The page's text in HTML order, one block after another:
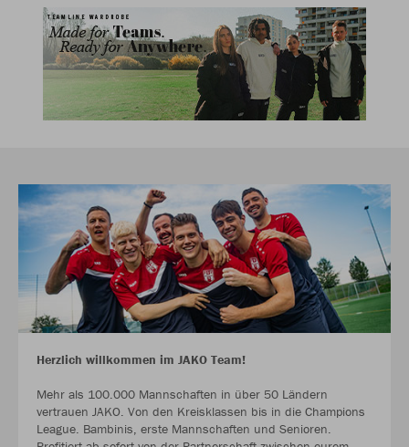
Herzlich willkommen im JAKO Team!
Mehr als 100.000 Mannschaften in über 50 Ländern
vertrauen JAKO. Von den Kreisklassen bis in die Champions
League. Bambinis, erste Mannschaften und Senioren.